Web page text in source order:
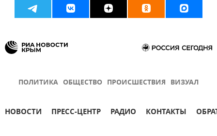
ПОЛИТИКА ОБЩЕСТВО ПРОИСШЕСТВИЯ ВИЗУАЛ
НОВОСТИ ПРЕСС-ЦЕНТР РАДИО КОНТАКТЫ